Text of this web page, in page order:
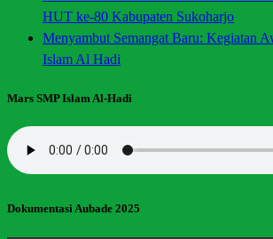
HUT ke-80 Kabupaten Sukoharjo
Menyambut Semangat Baru: Kegiatan
Islam Al Hadi
Mars SMP Islam Al-Hadi
Dokumentasi Aubade 2025